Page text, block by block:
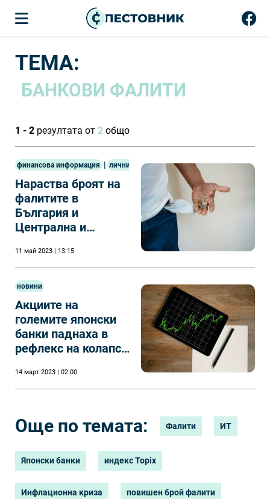
ТЕМА:
БАНКОВИ ФАЛИТИ
1 - 2 резултата от 2 общо
финансова информация | лични финанси
Нараства броят на
фалитите в
България и
Централна и
11 май 2023 | 13:15
новини
Акциите на
големите японски
банки паднаха в
рефлекс на колапса
Bank
14 март 2023 | 02:00
Още по темата: Фалити ИТ
Японски банки индекс Topix
Инфлационна криза повишен брой фалити